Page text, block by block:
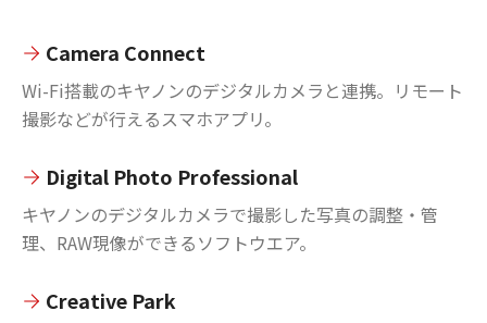
Camera Connect
Wi-Fi搭載のキヤノンのデジタルカメラと連携。リモート
撮影などが行えるスマホアプリ。
Digital Photo Professional
キヤノンのデジタルカメラで撮影した写真の調整・管
理、RAW現像ができるソフトウエア。
Creative Park